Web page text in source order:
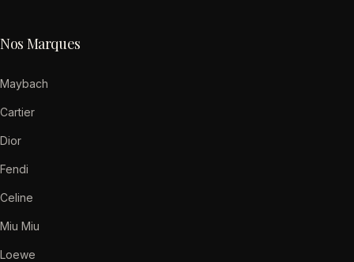
Nos Marques
Maybach
Cartier
Dior
Fendi
Celine
Miu Miu
Loewe